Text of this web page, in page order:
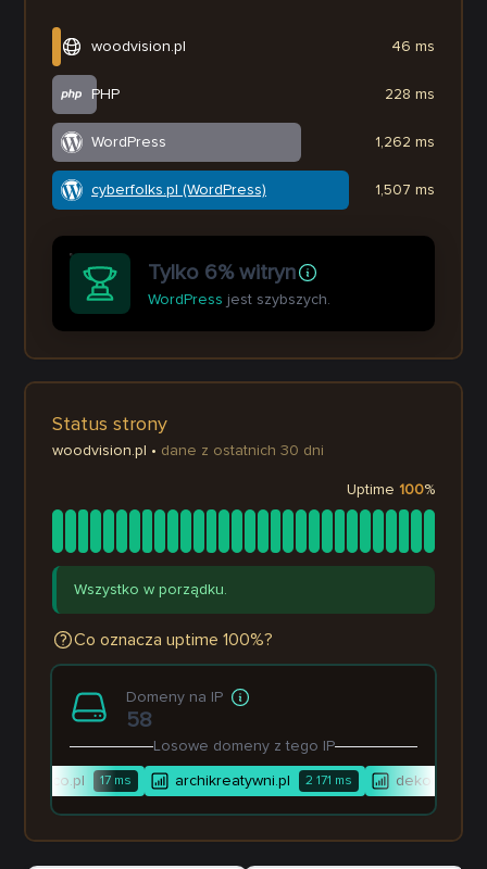
woodvision.pl
PHP
WordPress
cyberfolks.pl (WordPress)
46 ms
228 ms
1,262 ms
1,507 ms
Tylko 6% witryn
WordPress jest szybszych.
Status strony
woodvision.pl • dane z ostatnich 30 dni
Uptime 100%
Wszystko w porządku.
Co oznacza uptime 100%?
Domeny na IP
58
Losowe domeny z tego IP
17ms archikreatywni.pl 2 171ms